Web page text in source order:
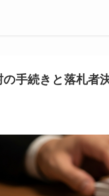
手続きと落札者